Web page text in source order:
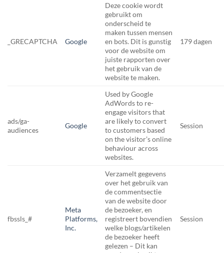
_GRECAPTCHA Google
Deze cookie wordt
gebruikt om
onderscheid te
maken tussen mensen
en bots. Dit is gunstig
voor de website om
juiste rapporten over
het gebruik van de
website te maken.
179 dagen
ads/ga-
audiences
Google
Used by Google
AdWords to re-
engage visitors that
are likely to convert
to customers based
on the visitor’s online
behaviour across
websites.
Session
fbssls_#
Meta
Platforms,
Inc.
Verzamelt gegevens
over het gebruik van
de commentsectie
van de website door
de bezoeker, en
registreert bovendien
welke blogs/artikelen
de bezoeker heeft
gelezen – Dit kan
Session